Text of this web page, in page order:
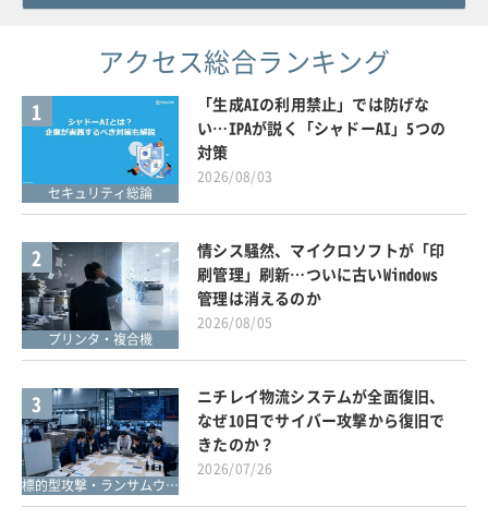
アクセス総合ランキング
1
セキュリティ総論
「生成AIの利用禁止」では防げな
い…IPAが説く「シャドーAI」5つの
対策
2026/08/03
2
プリンタ・複合機
情シス騒然、マイクロソフトが「印
刷管理」刷新…ついに古いWindows
管理は消えるのか
2026/08/05
3
標的型攻撃・ランサムウェア対策
ニチレイ物流システムが全面復旧、
なぜ10日でサイバー攻撃から復旧で
きたのか？
2026/07/26